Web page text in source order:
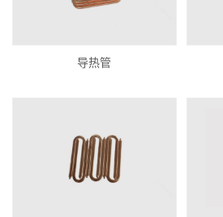
导热管